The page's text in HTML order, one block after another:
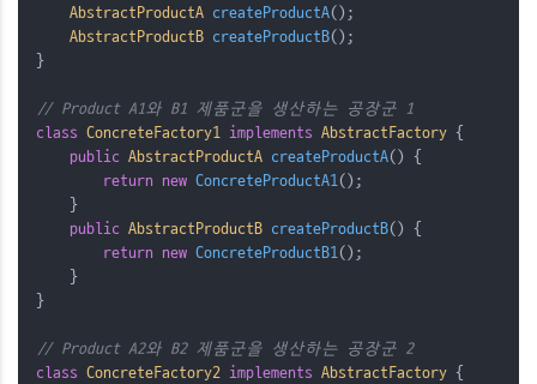
AbstractProductA createProductA();
AbstractProductB createProductB();
}
// Product A1와 B1 제품군을 생산하는 공장군 1
class ConcreteFactory1 implements AbstractFactory {
public AbstractProductA createProductA() {
return new ConcreteProductA1();
    }
public AbstractProductB createProductB() {
return new ConcreteProductB1();
    }
}
// Product A2와 B2 제품군을 생산하는 공장군 2
class ConcreteFactory2 implements AbstractFactory {